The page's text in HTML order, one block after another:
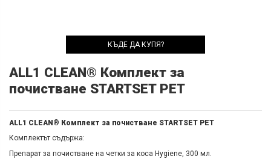
КЪДЕ ДА КУПЯ?
ALL1 CLEAN® Комплект за
почистване STARTSET PET
ALL1 CLEAN® Комплект за почистване STARTSET PET
Комплектът съдържа:
Препарат за почистване на четки за коса Hygiene, 300 мл.